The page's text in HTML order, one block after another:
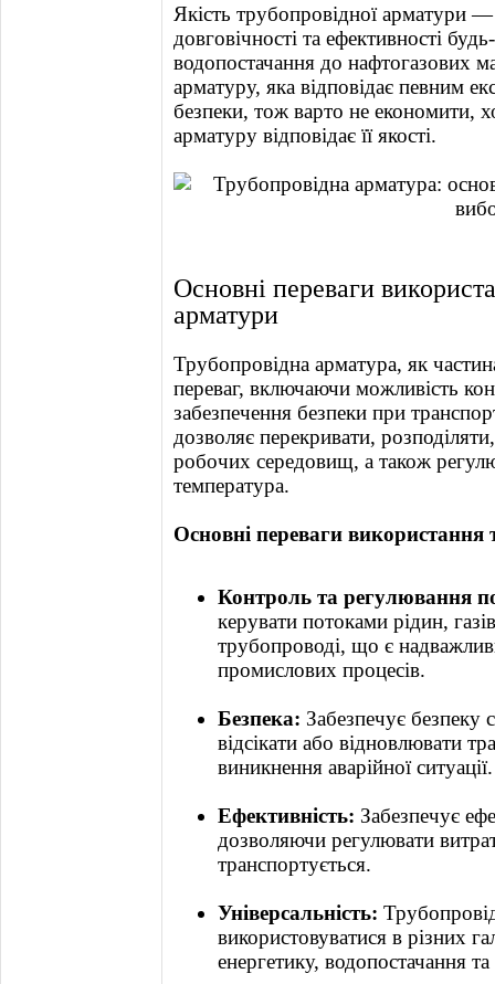
Якість трубопровідної арматури
довговічності та ефективності
водопостачання до нафтогазових
арматуру, яка відповідає певним
безпеки, тож варто не економити,
арматуру відповідає її якості.
Основні переваги
арматури
Трубопровідна арматура, як
переваг, включаючи можливість
забезпечення безпеки при
дозволяє перекривати,
робочих середовищ, а також
температура.
Основні переваги використання
Контроль та регулювання
керувати потоками рідин,
трубопроводі, що є
промислових процесів.
Безпека: Забезпечує
відсікати або відновлювати
виникнення аварійної ситуації.
Ефективність: Забезпечує
дозволяючи регулювати
транспортується.
Універсальність:
використовуватися в різних
енергетику, водопостачання та